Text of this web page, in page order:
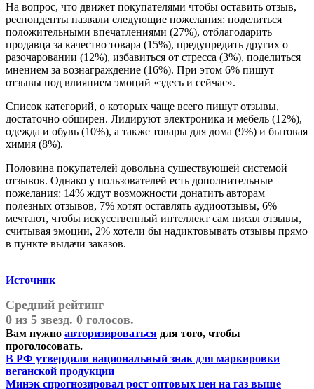
На вопрос, что движет покупателями чтобы оставить отзыв,
респонденты назвали следующие пожелания: поделиться
положительными впечатлениями (27%), отблагодарить
продавца за качество товара (15%), предупредить других о
разочаровании (12%), избавиться от стресса (3%), поделиться
мнением за вознаграждение (16%). При этом 6% пишут
отзывы под влиянием эмоций «здесь и сейчас».
Список категорий, о которых чаще всего пишут отзывы,
достаточно обширен. Лидируют электроника и мебель (12%),
одежда и обувь (10%), а также товары для дома (9%) и бытовая
химия (8%).
Половина покупателей довольна существующей системой
отзывов. Однако у пользователей есть дополнительные
пожелания: 14% ждут возможности донатить авторам
полезных отзывов, 7% хотят оставлять аудиоотзывы, 6%
мечтают, чтобы искусственный интеллект сам писал отзывы,
считывая эмоции, 2% хотели бы надиктовывать отзывы прямо
в пункте выдачи заказов.
Источник
Средний рейтинг
0 из 5 звезд. 0 голосов.
Вам нужно авторизироваться для того, чтобы
проголосовать.
Навигация
по
Предыдущая
запись:
В РФ утвердили национальный знак для маркировки
веганской продукции
Следующая
Минэк спрогнозировал рост оптовых цен на газ выше